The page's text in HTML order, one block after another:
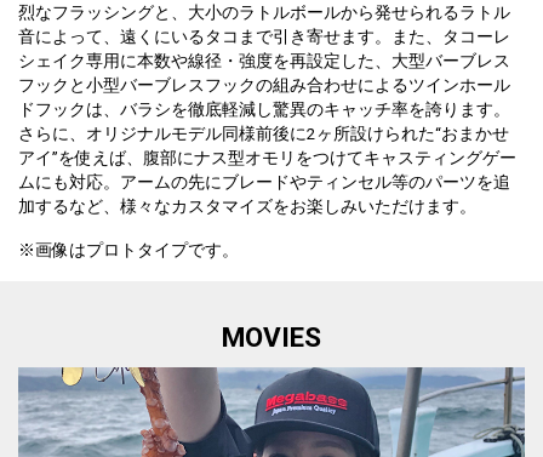
烈なフラッシングと、大小のラトルボールから発せられるラトル
音によって、遠くにいるタコまで引き寄せます。また、タコーレ
シェイク専用に本数や線径・強度を再設定した、大型バーブレス
フックと小型バーブレスフックの組み合わせによるツインホール
ドフックは、バラシを徹底軽減し驚異のキャッチ率を誇ります。
さらに、オリジナルモデル同様前後に2ヶ所設けられた“おまかせ
アイ”を使えば、腹部にナス型オモリをつけてキャスティングゲー
ムにも対応。アームの先にブレードやティンセル等のパーツを追
加するなど、様々なカスタマイズをお楽しみいただけます。
※画像はプロトタイプです。
MOVIES